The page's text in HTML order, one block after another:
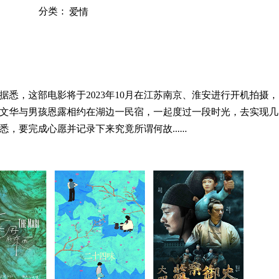
分类： 爱情
悉，这部电影将于2023年10月在江苏南京、淮安进行开机拍摄，
华与男孩恩露相约在湖边一民宿，一起度过一段时光，去实现几
，要完成心愿并记录下来究竟所谓何故......